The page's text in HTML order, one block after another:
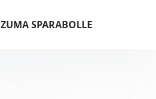
ZUMA SPARABOLLE